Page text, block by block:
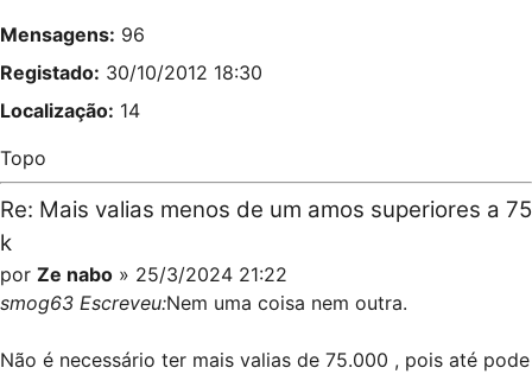
Mensagens: 96
Registado: 30/10/2012 18:30
Localização: 14
Topo
Re: Mais valias menos de um amos superiores a 75
k
por Ze nabo » 25/3/2024 21:22
smog63 Escreveu:Nem uma coisa nem outra.
Não é necessário ter mais valias de 75.000 , pois até pode